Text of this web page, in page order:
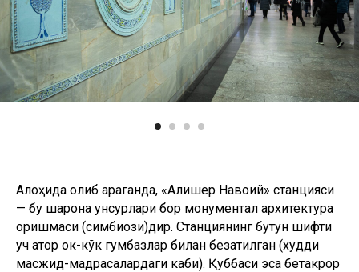
Алоҳида олиб қараганда, «Алишер Навоий» станцияси
— бу шарқона унсурлари бор монументал архитектура
қоришмаси (симбиози)дир. Станциянинг бутун шифти
уч қатор ок-кўк гумбазлар билан безатилган (худди
масжид-мадрасалардаги каби). Қуббаси эса бетакрор